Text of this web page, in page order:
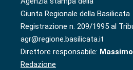
Giunta Regionale della Basilicata
Registrazione n. 209/1995 al
agr@regione.basilicata.it
Direttore responsabile:
Redazione